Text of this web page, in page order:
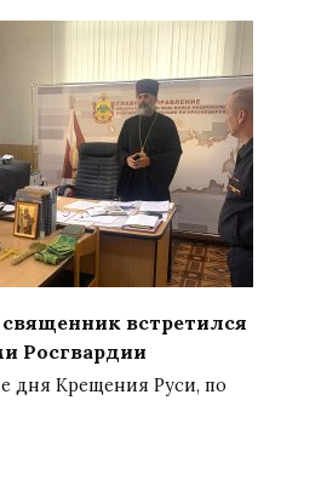
встретился
Росгвардии
дня Крещения Руси, по